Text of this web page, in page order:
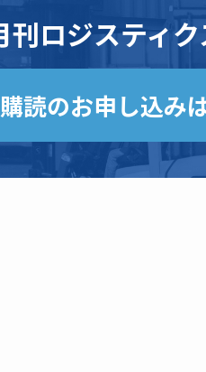
刊ロジスティ
購読のお申し込み